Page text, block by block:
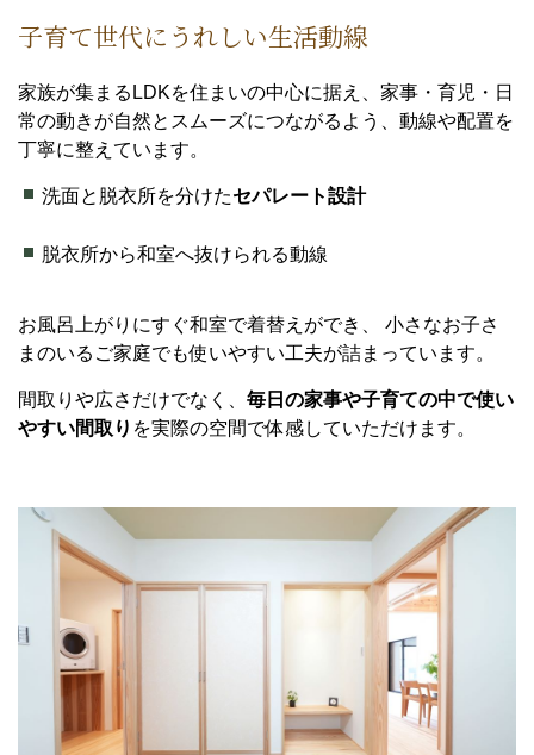
子育て世代にうれしい生活動線
家族が集まるLDKを住まいの中心に据え、家事・育児・日
常の動きが自然とスムーズにつながるよう、動線や配置を
丁寧に整えています。
洗面と脱衣所を分けたセパレート設計
脱衣所から和室へ抜けられる動線
お風呂上がりにすぐ和室で着替えができ、 小さなお子さ
まのいるご家庭でも使いやすい工夫が詰まっています。
間取りや広さだけでなく、 毎日の家事や子育ての中で使い
やすい間取り を実際の空間で体感していただけます。